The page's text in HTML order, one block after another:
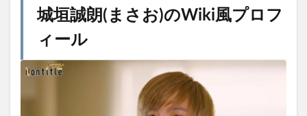
城垣誠朗(まさお)のWiki風プロフ
ィール